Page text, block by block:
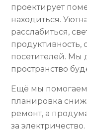
проектирует
находиться.
расслабиться,
продуктивность,
посетителей. Мы
пространство
Ещё мы
планировка
ремонт, а
за